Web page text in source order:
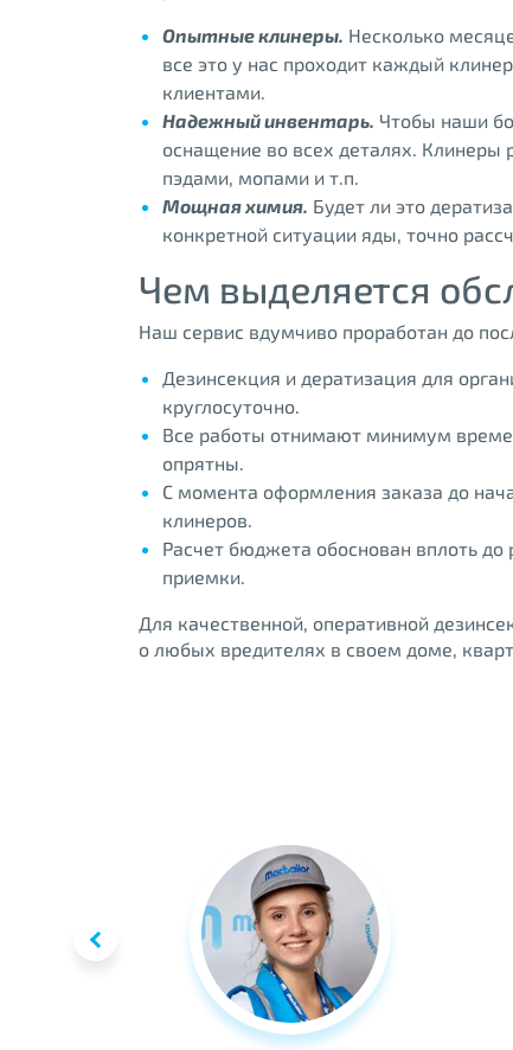
Опытные клинеры. Несколько
все это у нас проходит каждый
клиентами.
Надежный инвентарь. Чтобы наши
оснащение во всех деталях.
пэдами, мопами и т.п.
Мощная химия. Будет ли это
конкретной ситуации яды, точно
Чем выделяется
Наш сервис вдумчиво проработан до
Дезинсекция и дератизация для
круглосуточно.
Все работы отнимают минимум
опрятны.
С момента оформления заказа до
клинеров.
Расчет бюджета обоснован вплоть до
приемки.
Для качественной, оперативной
о любых вредителях в своем доме,